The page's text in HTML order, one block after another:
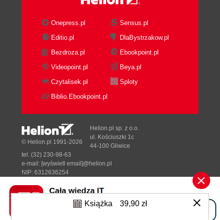
8.1. Pierwszy dotyk (162)
8.2. Scenariusz kontaktu fizycznego (164)
8.3. Pocałunki (166)
8.4. Petting (169)
8.4.2. Robótki ręczne (171)
8.4.3. Seks oralny (174)
(181)
8.5.2. Strefy erogenne (181)
8.5.3. Orgazm (183)
8.5.4. Wytrysk kobiecy (185)
8.5.6. Fantazje seksualne (190)
8.5.7. Nauka o wielokątach (193)
Książka 39,90 zł
Onepress.pl
Sensus.pl
Editio.pl
DlaBystrzakow.pl
Bezdroza.pl
Ebookpoint.pl
Videopoint.pl
Beya.pl
Czytalisek.pl
Sploty
Biblio.Ebookpoint.pl
Designed with ♥ byTonik.pl
© Helion.pl 1991-2026
Helion.pl sp. z o.o.
ul. Kościuszki 1c
44-100 Gliwice
tel. (32) 230-98-63
e-mail: [wyświetl email]@helion.pl
NIP: 6312636254